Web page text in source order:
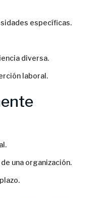
específicas.
diversa.
laboral.
una organización.